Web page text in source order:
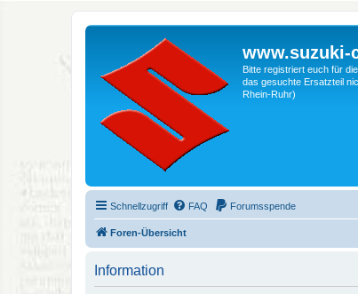
www.suzuki-
Bitte registriert euch für
das gesuchte Ersatzteil
Rhein-Ruhr)
Schnellzugriff FAQ Forumsspende
Foren-Übersicht
Information